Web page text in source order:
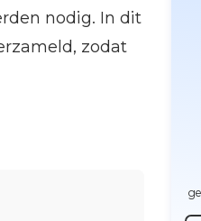
nodig. In dit
zodat